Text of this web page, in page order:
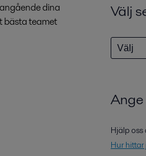
dina
bästa teamet
Välj
Hjälp
Hur